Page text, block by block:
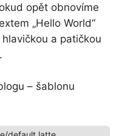
opět obnovíme
„Hello World“
a patičkou
– šablonu